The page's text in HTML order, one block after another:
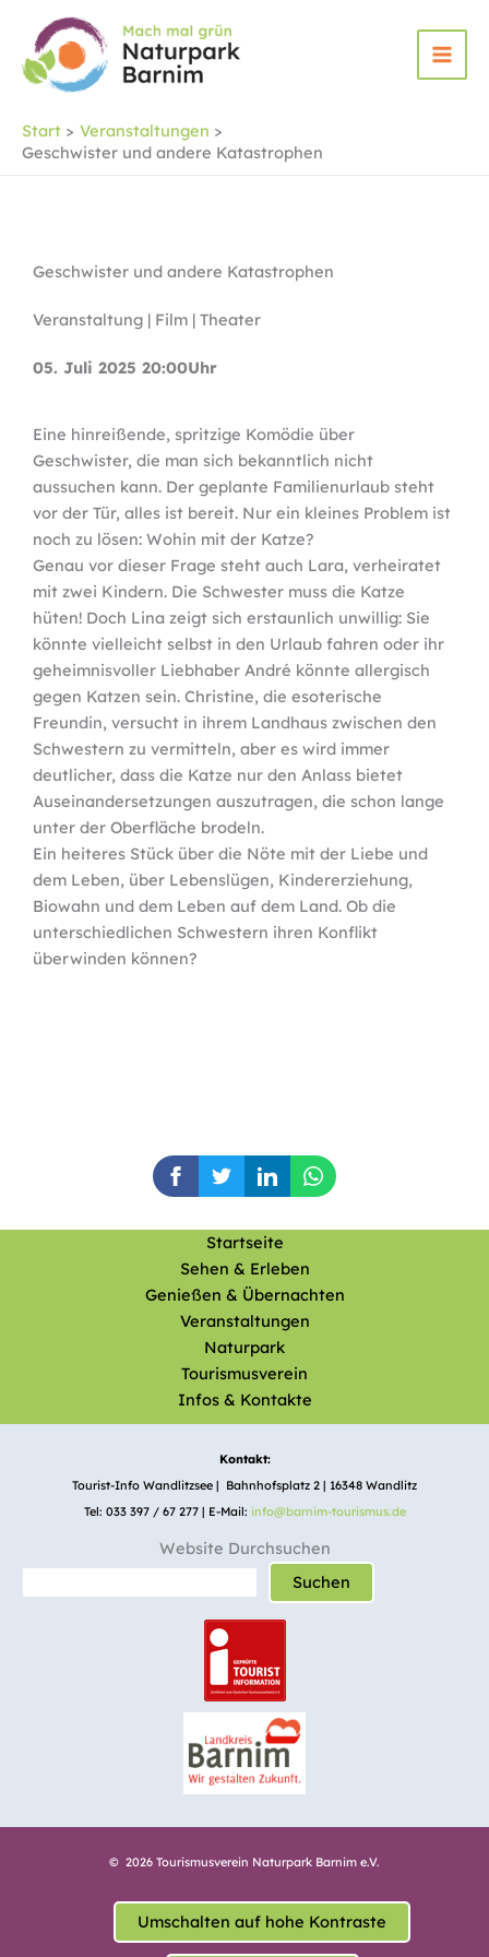
Inhalt
springen
Start
Veranstaltungen
Geschwister und andere Katastrophen
Geschwister und andere Katastrophen
Veranstaltung | Film | Theater
05. Juli 2025 20:00Uhr
Eine hinreißende, spritzige Komödie über
Geschwister, die man sich bekanntlich nicht
aussuchen kann. Der geplante Familienurlaub steht
vor der Tür, alles ist bereit. Nur ein kleines Problem ist
noch zu lösen: Wohin mit der Katze?
Genau vor dieser Frage steht auch Lara, verheiratet
mit zwei Kindern. Die Schwester muss die Katze
hüten! Doch Lina zeigt sich erstaunlich unwillig: Sie
könnte vielleicht selbst in den Urlaub fahren oder ihr
geheimnisvoller Liebhaber André könnte allergisch
gegen Katzen sein. Christine, die esoterische
Freundin, versucht in ihrem Landhaus zwischen den
Schwestern zu vermitteln, aber es wird immer
deutlicher, dass die Katze nur den Anlass bietet
Auseinandersetzungen auszutragen, die schon lange
unter der Oberfläche brodeln.
Ein heiteres Stück über die Nöte mit der Liebe und
dem Leben, über Lebenslügen, Kindererziehung,
Biowahn und dem Leben auf dem Land. Ob die
unterschiedlichen Schwestern ihren Konflikt
überwinden können?
Startseite
Sehen & Erleben
Genießen & Übernachten
Veranstaltungen
Naturpark
Tourismusverein
Infos & Kontakte
Kontakt:
Tourist-Info Wandlitzsee | Bahnhofsplatz 2 | 16348 Wandlitz
Tel: 033 397 / 67 277 | E-Mail: info@barnim-tourismus.de
Website Durchsuchen
Suchen
© 2026 Tourismusverein Naturpark Barnim e.V.
Umschalten auf hohe Kontraste